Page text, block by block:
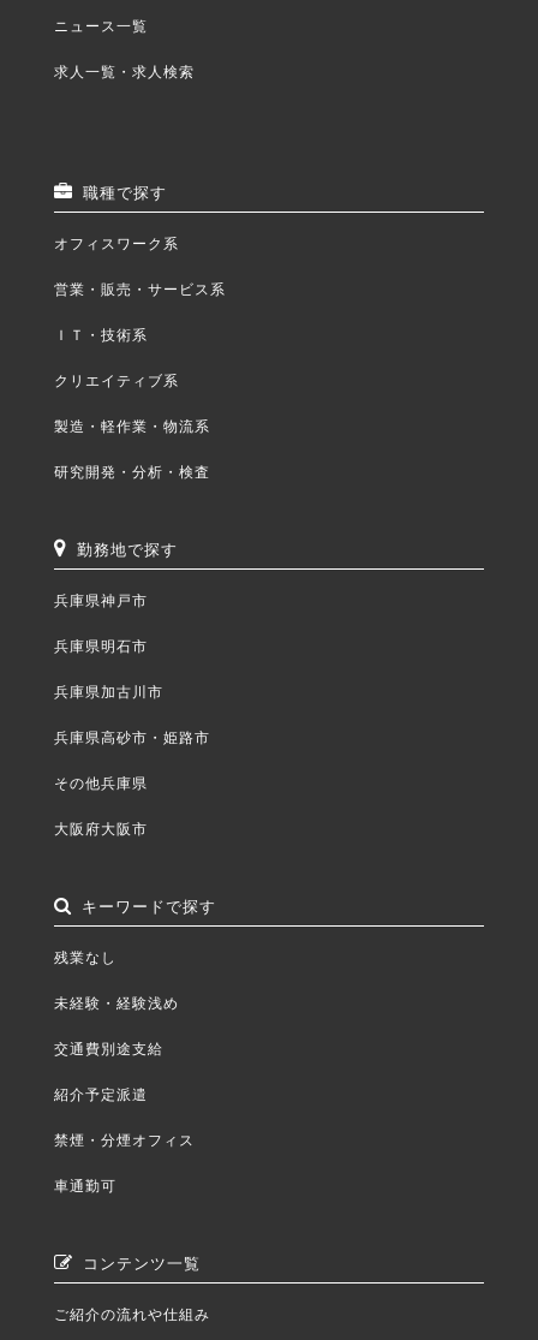
ニュース一覧
求人一覧・求人検索
職種で探す
オフィスワーク系
営業・販売・サービス系
ＩＴ・技術系
クリエイティブ系
製造・軽作業・物流系
研究開発・分析・検査
勤務地で探す
兵庫県神戸市
兵庫県明石市
兵庫県加古川市
兵庫県高砂市・姫路市
その他兵庫県
大阪府大阪市
キーワードで探す
残業なし
未経験・経験浅め
交通費別途支給
紹介予定派遣
禁煙・分煙オフィス
車通勤可
コンテンツ一覧
ご紹介の流れや仕組み